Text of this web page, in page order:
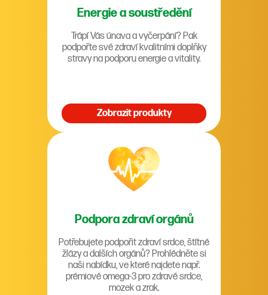
Energie a soustředění
Trápí Vás únava a vyčerpání? Pak
podpořte své zdraví kvalitními doplňky
stravy na podporu energie a vitality.
Zobrazit produkty
Podpora zdraví orgánů
Potřebujete podpořit zdraví srdce, štítné
žlázy a dalších orgánů? Prohlédněte si
naši nabídku, ve které najdete např.
prémiové omega-3 pro zdravé srdce,
mozek a zrak.